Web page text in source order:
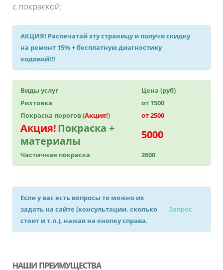
с покраской:
АКЦИЯ! Распечатай эту страницу и получискидку
на ремонт 15%+ бесплатную диагностику
ходовой!!!
Виды услуг
Цена (руб)
Рихтовка
от 1500
Покраска порогов (Акция!) от 2500
Акция!Покраска +
материалы
5000
Частичная покраска 2600
Если у вас есть вопросы то можно их
задать на сайте (консультации, сколько
стоит и т.п.), нажав на кнопку справа.
Запрос
НАШИ ПРЕИМУЩЕСТВА